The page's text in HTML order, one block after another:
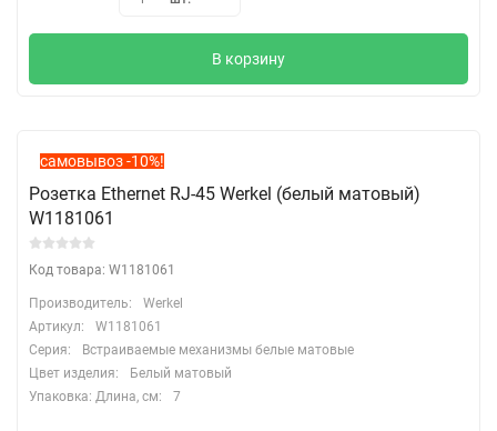
В корзину
самовывоз -10%!
Розетка Ethernet RJ-45 Werkel (белый матовый)
W1181061
Код товара: W1181061
Производитель:
Werkel
Артикул:
W1181061
Серия:
Встраиваемые механизмы белые матовые
Цвет изделия:
Белый матовый
Упаковка: Длина, cм:
7